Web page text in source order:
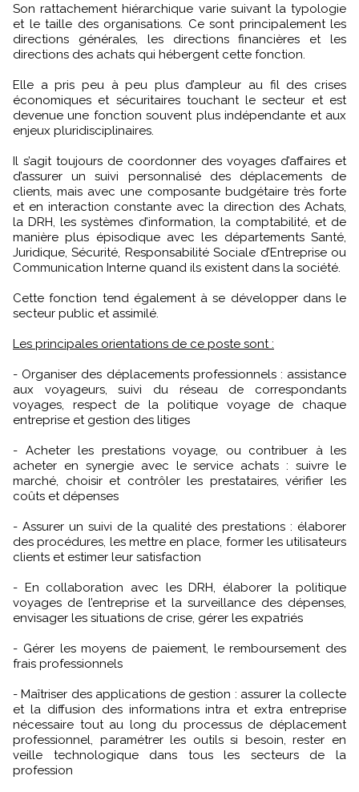
Son rattachement hiérarchique varie suivant la typologie
et le taille des organisations. Ce sont principalement les
directions générales, les directions financières et les
directions des achats qui hébergent cette fonction.
Elle a pris peu à peu plus d’ampleur au fil des crises
économiques et sécuritaires touchant le secteur et est
devenue une fonction souvent plus indépendante et aux
enjeux pluridisciplinaires.
Il s’agit toujours de coordonner des voyages d’affaires et
d’assurer un suivi personnalisé des déplacements de
clients, mais avec une composante budgétaire très forte
et en interaction constante avec la direction des Achats,
la DRH, les systèmes d’information, la comptabilité, et de
manière plus épisodique avec les départements Santé,
Juridique, Sécurité, Responsabilité Sociale d’Entreprise ou
Communication Interne quand ils existent dans la société.
Cette fonction tend également à se développer dans le
secteur public et assimilé.
Les principales orientations de ce poste sont :
- Organiser des déplacements professionnels : assistance
aux voyageurs, suivi du réseau de correspondants
voyages, respect de la politique voyage de chaque
entreprise et gestion des litiges
- Acheter les prestations voyage, ou contribuer à les
acheter en synergie avec le service achats : suivre le
marché, choisir et contrôler les prestataires, vérifier les
coûts et dépenses
- Assurer un suivi de la qualité des prestations : élaborer
des procédures, les mettre en place, former les utilisateurs
clients et estimer leur satisfaction
- En collaboration avec les DRH, élaborer la politique
voyages de l’entreprise et la surveillance des dépenses,
envisager les situations de crise, gérer les expatriés
- Gérer les moyens de paiement, le remboursement des
frais professionnels
- Maîtriser des applications de gestion : assurer la collecte
et la diffusion des informations intra et extra entreprise
nécessaire tout au long du processus de déplacement
professionnel, paramétrer les outils si besoin, rester en
veille technologique dans tous les secteurs de la
profession